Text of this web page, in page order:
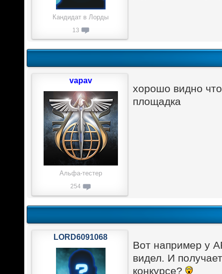
Кандидат в Лорды
13
хорошо видно
площадка
vapav
Альфа-тестер
254
Вот например у
видел. И
конкурсе?
LORD6091068